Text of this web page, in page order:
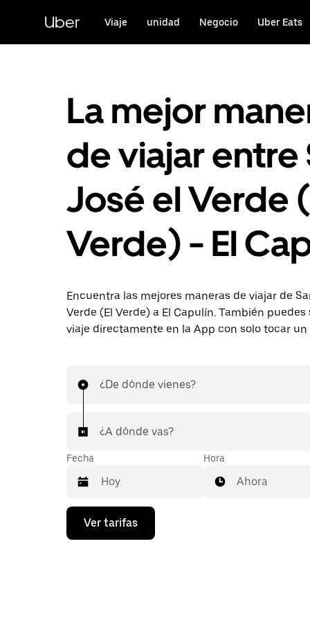
contenido
principal
Uber Viaje unidad Negocio Uber Eats
La mejor
de viajar entre
José el Verde
Verde) - El
Encuentra las mejores maneras de viajar de
Verde (El Verde) a El Capulín. También
viaje directamente en la App con solo tocar un
¿De dónde vienes?
¿A dónde vas?
Fecha
Presiona
flecha
Hora
Ahora
Ver tarifas